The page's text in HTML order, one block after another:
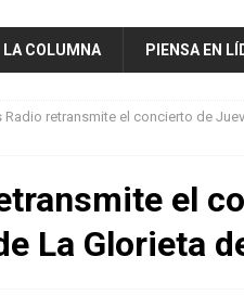
LA COLUMNA PIENSA EN
Radio retransmite el concierto de
el
La Glorieta